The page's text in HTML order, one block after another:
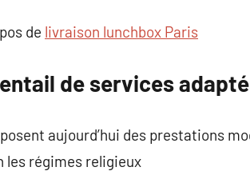
de livraison lunchbox Paris
de services
aujourd’hui des prestations
les régimes religieux